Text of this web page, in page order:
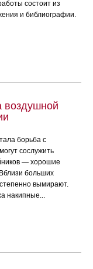
состоит из
и библиографии.
воздушной
борьба с
сослужить
— хорошие
больших
вымирают.
накипные...